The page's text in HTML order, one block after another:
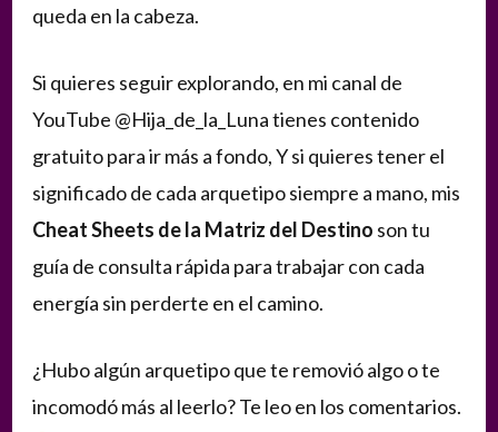
queda en la cabeza.
Si quieres seguir explorando, en mi canal de
YouTube @Hija_de_la_Lunatienes contenido
gratuito para ir más a fondo, Y si quieres tener el
significado de cada arquetipo siempre a mano, mis
Cheat Sheets de la Matriz del Destino son tu
guía de consulta rápida para trabajar con cada
energía sin perderte en el camino.
¿Hubo algún arquetipo que te removió algo o te
incomodó más al leerlo? Te leo en los comentarios.